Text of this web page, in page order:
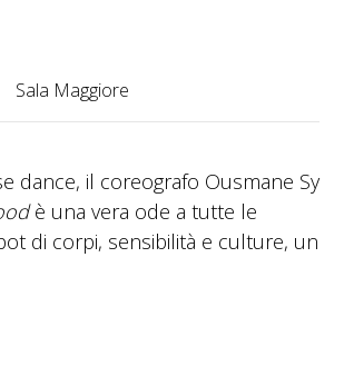
Sala Maggiore
dance, il coreografo Ousmane Sy
è una vera ode a tutte le
di corpi, sensibilità e culture, un